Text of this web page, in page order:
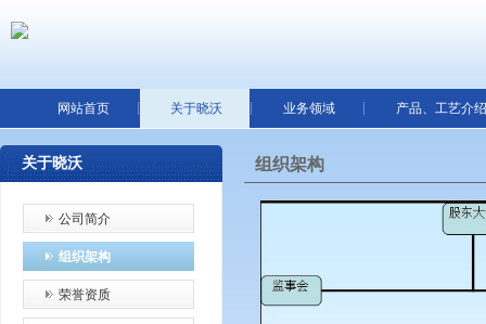
网站首页 关于晓沃 业务领域 产品、工艺介绍
关于晓沃
公司简介
组织架构
荣誉资质
组织架构